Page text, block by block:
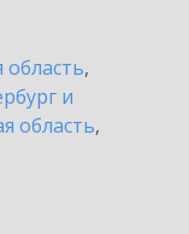
область,
и
область,